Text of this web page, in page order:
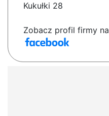
Kukułki 28
Zobacz profil firmy na